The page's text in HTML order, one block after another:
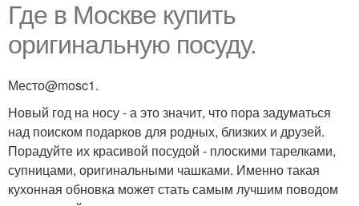
Где в Москве купить
оригинальную посуду.
Место@mosc1.
Новый год на носу - а это значит, что пора задуматься
над поиском подарков для родных, близких и друзей.
Порадуйте их красивой посудой - плоскими тарелками,
супницами, оригинальными чашками. Именно такая
кухонная обновка может стать самым лучшим поводом